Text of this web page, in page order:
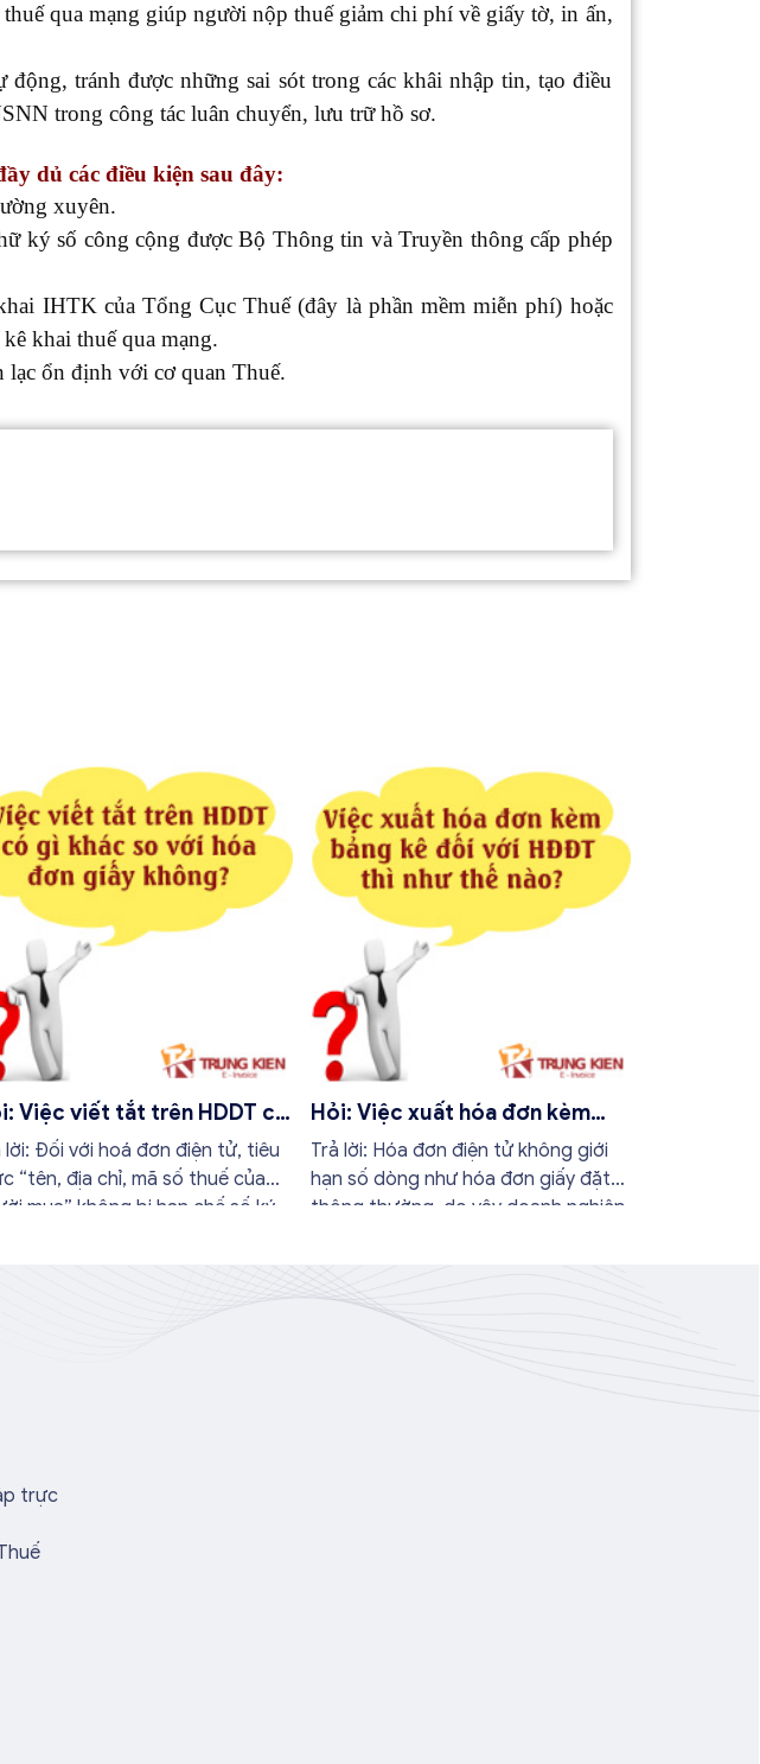
qua mạng giúp người nộp thuế giảm chi phí về giấy tờ, in ấn,
tránh được những sai sót trong các khâi nhập tin, tạo điều
trong công tác luân chuyển, lưu trữ hồ sơ.
dủ các điều kiện sau đây:
xuyên.
ký số công cộng được Bộ Thông tin và Truyền thông cấp phép
IHTK của Tổng Cục Thuế (đây là phần mềm miễn phí) hoặc
khai thuế qua mạng.
lạc ổn định với cơ quan Thuế.
Việc viết tắt trên HDDT có
so với hóa đơn giấy
lời: Đối với hoá đơn điện tử, tiêu
“tên, địa chỉ, mã số thuế của
mua” không bị hạn chế số ký
nếu dài hơn 1 dòng thì hệ
Hỏi: Việc xuất hóa đơn kèm
bảng kê đối với HĐĐT thì như
thế nào?
Trả lời: Hóa đơn điện tử không giới
hạn số dòng như hóa đơn giấy đặt in
thông thường, do vậy doanh nghiệp
dòng mà không cần phải đính kèm
bảng kê.
trực